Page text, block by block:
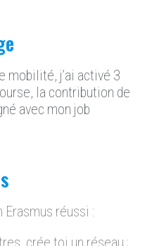
mobilité, j’ai activé 3
la contribution de
avec mon job
réussi :
crée toi un réseau ;